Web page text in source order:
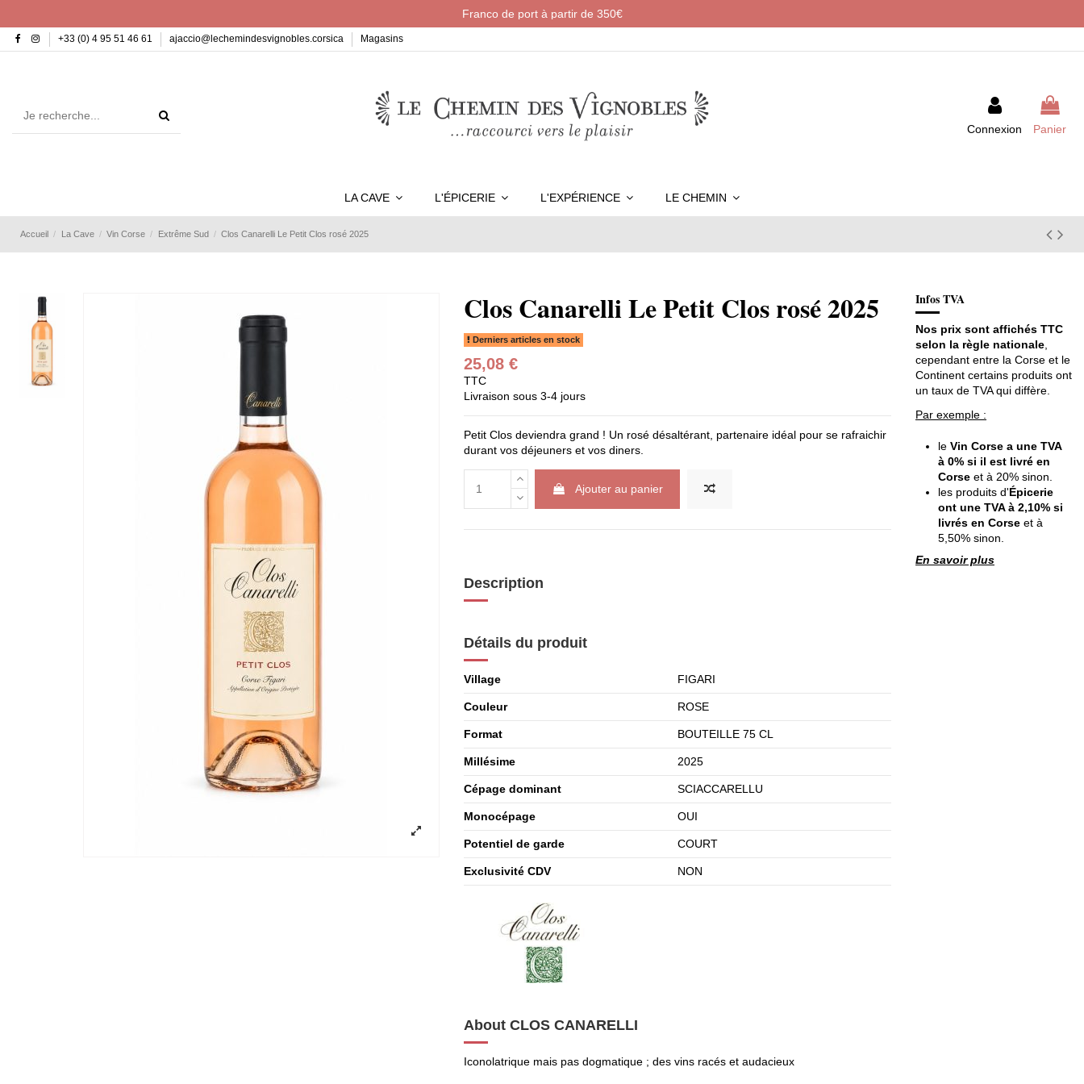
Franco de port à partir de 350€
+33 (0) 4 95 51 46 61 ajaccio@lechemindesvignobles.corsica Magasins
Connexion Panier
LA CAVE L'ÉPICERIE L'EXPÉRIENCE LE CHEMIN
Accueil La Cave Vin Corse Extrême Sud Clos Canarelli Le Petit Clos rosé 2025
Clos Canarelli Le Petit Clos rosé 2025
Derniers articles en stock
25,08 €
TTC
Livraison sous 3-4 jours
Petit Clos deviendra grand ! Un rosé désaltérant, partenaire idéal pour se rafraichir
durant vos déjeuners et vos diners.
Ajouter au panier
Description
Détails du produit
Village FIGARI
Couleur ROSE
Format BOUTEILLE 75 CL
Millésime 2025
Cépage dominant SCIACCARELLU
Monocépage OUI
Potentiel de garde COURT
Exclusivité CDV NON
About CLOS CANARELLI
Iconolatrique mais pas dogmatique ; des vins racés et audacieux
Infos TVA
Nos prix sont affichés TTC
selon la règle nationale
cependant entre la Corse et le
Continent certains produits ont
un taux de TVA qui diffère.
Par exemple :
le Vin Corse a une TVA
à 0% si il est livré en
Corse et à 20% sinon.
les produits d'Épicerie
ont une TVA à 2,10% si
livrés en Corse et à
5,50% sinon.
En savoir plus